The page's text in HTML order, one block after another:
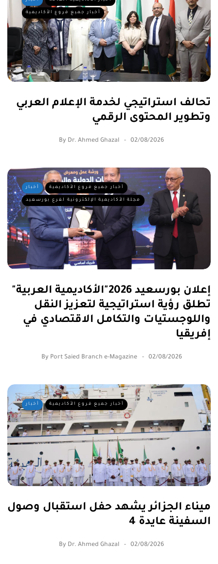
أخبار جميع فروع الأكاديمية
تحالف استراتيجي لخدمة الإعلام العربي
وتطوير المحتوى الرقمي
By Dr. Ahmed Ghazal 02/08/2026
أخبار أخبار جميع فروع الأكاديمية
مجلة الأكاديمية الإلكترونية لفرع بورسعيد
إعلان بورسعيد 2026"الأكاديمية العربية"
تطلق رؤية استراتيجية لتعزيز النقل
واللوجستيات والتكامل الاقتصادي في
إفريقيا
By Port Saied Branch e-Magazine 02/08/2026
أخبار أخبار جميع فروع الأكاديمية
ميناء الجزائر يشهد حفل استقبال وصول
السفينة عايدة 4
By Dr. Ahmed Ghazal 02/08/2026